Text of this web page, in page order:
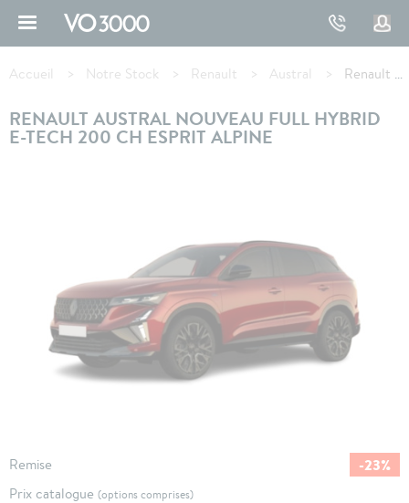
d'Ariane
Accueil Notre Stock Renault Austral Renault AUSTRAL full hybrid E-Tech 200 ch Esprit Alpine
RENAULT AUSTRAL NOUVEAU FULL HYBRID
E-TECH 200 CH ESPRIT ALPINE
Remise -23%
Prix catalogue (options comprises)